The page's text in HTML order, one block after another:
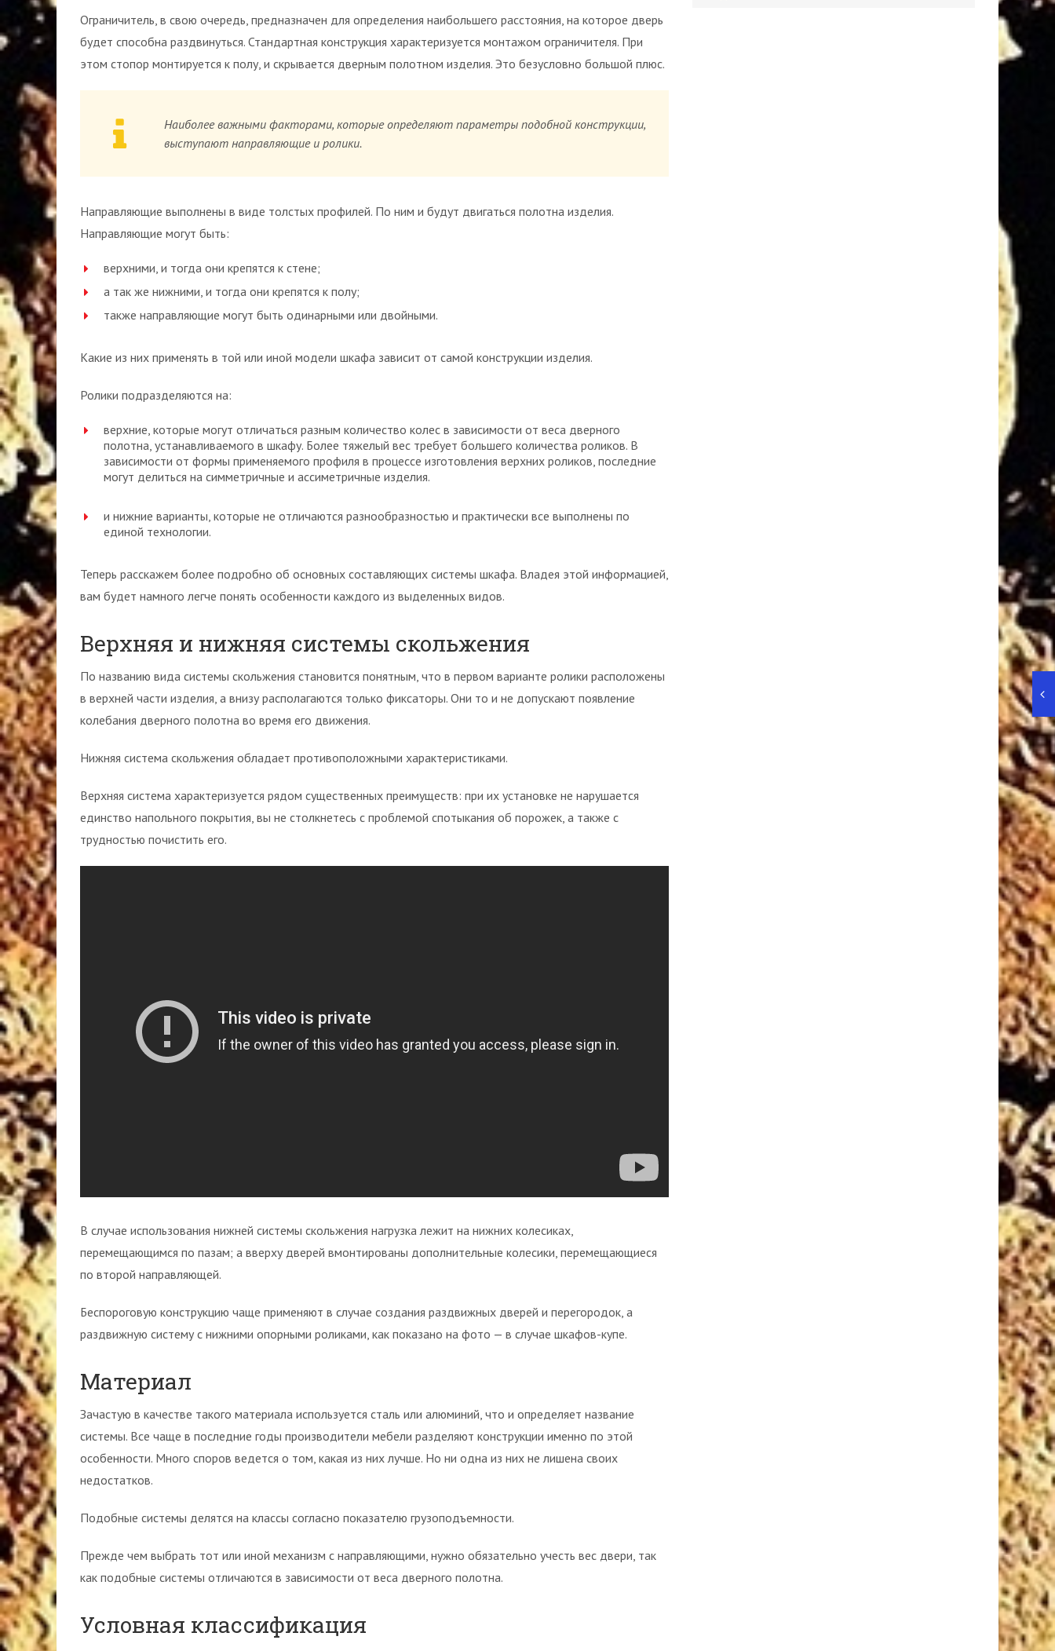
Ограничитель, в свою очередь, предназначен для определения наибольшего расстояния, на которое дверь
будет способна раздвинуться. Стандартная конструкция характеризуется монтажом ограничителя. При
этом стопор монтируется к полу, и скрывается дверным полотном изделия. Это безусловно большой плюс.
Наиболее важными факторами, которые определяют параметры подобной конструкции,
выступают направляющие и ролики.
Направляющие выполнены в виде толстых профилей. По ним и будут двигаться полотна изделия.
Направляющие могут быть:
верхними, и тогда они крепятся к стене;
а так же нижними, и тогда они крепятся к полу;
также направляющие могут быть одинарными или двойными.
Какие из них применять в той или иной модели шкафа зависит от самой конструкции изделия.
Ролики подразделяются на:
верхние, которые могут отличаться разным количество колес в зависимости от веса дверного
полотна, устанавливаемого в шкафу. Более тяжелый вес требует большего количества роликов. В
зависимости от формы применяемого профиля в процессе изготовления верхних роликов, последние
могут делиться на симметричные и ассиметричные изделия.
и нижние варианты, которые не отличаются разнообразностью и практически все выполнены по
единой технологии.
Теперь расскажем более подробно об основных составляющих системы шкафа. Владея этой информацией,
вам будет намного легче понять особенности каждого из выделенных видов.
Верхняя и нижняя системы скольжения
По названию вида системы скольжения становится понятным, что в первом варианте ролики расположены
в верхней части изделия, а внизу располагаются только фиксаторы. Они то и не допускают появление
колебания дверного полотна во время его движения.
Нижняя система скольжения обладает противоположными характеристиками.
Верхняя система характеризуется рядом существенных преимуществ: при их установке не нарушается
единство напольного покрытия, вы не столкнетесь с проблемой спотыкания об порожек, а также с
трудностью почистить его.
В случае использования нижней системы скольжения нагрузка лежит на нижних колесиках,
перемещающимся по пазам; а вверху дверей вмонтированы дополнительные колесики, перемещающиеся
по второй направляющей.
Беспороговую конструкцию чаще применяют в случае создания раздвижных дверей и перегородок, а
раздвижную систему с нижними опорными роликами, как показано на фото — в случае шкафов-купе.
Материал
Зачастую в качестве такого материала используется сталь или алюминий, что и определяет название
системы. Все чаще в последние годы производители мебели разделяют конструкции именно по этой
особенности. Много споров ведется о том, какая из них лучше. Но ни одна из них не лишена своих
недостатков.
Подобные системы делятся на классы согласно показателю грузоподъемности.
Прежде чем выбрать тот или иной механизм с направляющими, нужно обязательно учесть вес двери, так
как подобные системы отличаются в зависимости от веса дверного полотна.
Условная классификация